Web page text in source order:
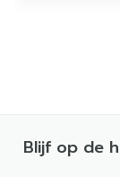
Blijf op de